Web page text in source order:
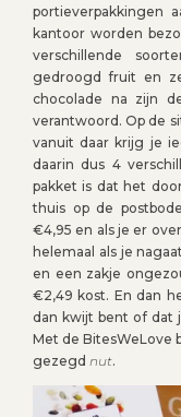
portieverpakkingen
kantoor worden
verschillende
gedroogd fruit en
chocolade na zijn
verantwoord. Op de
vanuit daar krijg je
daarin dus 4
pakket is dat het
thuis op de
€4,95 en als je er
helemaal als je
en een zakje
€2,49 kost. En dan
dan kwijt bent of dat
Met de BitesWeLove
gezegd nut.